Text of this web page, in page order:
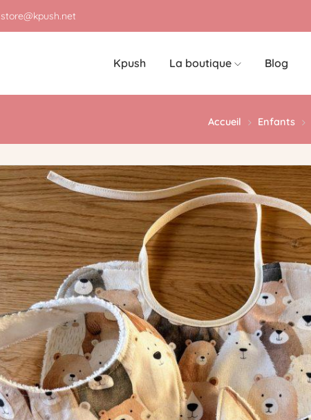
store@kpush.net
Kpush La boutique Blog
Accueil Enfants